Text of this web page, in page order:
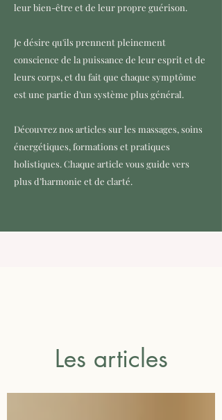
leur bien-être et de leur propre guérison.
Je désire qu'ils prennent pleinement
conscience de la puissance de leur esprit et de
leurs corps, et du fait que chaque symptôme
est une partie d'un système plus général.
Découvrez nos articles sur les massages, soins
énergétiques, formations et pratiques
holistiques. Chaque article vous guide vers
plus d’harmonie et de clarté.
Les articles